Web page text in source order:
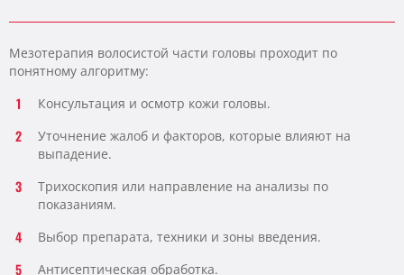
Мезотерапия волосистой части головы проходит по
понятному алгоритму:
Консультация и осмотр кожи головы.
Уточнение жалоб и факторов, которые влияют на
выпадение.
Трихоскопия или направление на анализы по
показаниям.
Выбор препарата, техники и зоны введения.
Антисептическая обработка.